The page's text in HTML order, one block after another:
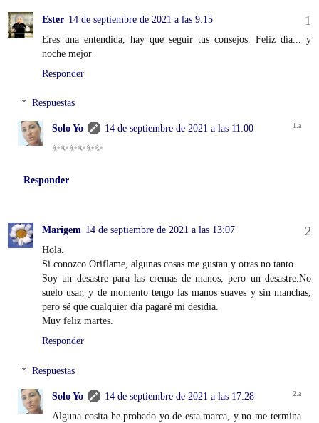
Ester 14 de septiembre de 2021 a las 9:15
Eres una entendida, hay que seguir tus consejos. Feliz día... y
noche mejor
Responder
Respuestas
Solo Yo
14 de septiembre de 2021 a las 11:00
✨✨✨✨✨✨
Responder
Marigem 14 de septiembre de 2021 a las 13:07
Hola.
Si conozco Oriflame, algunas cosas me gustan y otras no tanto.
Soy un desastre para las cremas de manos, pero un desastre.No
suelo usar, y de momento tengo las manos suaves y sin manchas,
pero sé que cualquier día pagaré mi desidia.
Muy feliz martes.
Responder
Respuestas
Solo Yo
14 de septiembre de 2021 a las 17:28
Alguna cosita he probado yo de esta marca, y no me termina